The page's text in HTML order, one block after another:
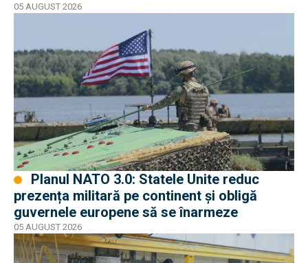
05 AUGUST 2026
prezența militară pe continent și obligă
guvernele europene să se înarmeze
05 AUGUST 2026